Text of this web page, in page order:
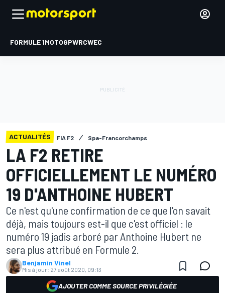
FORMULE 1MOTOGPWRCWEC
ACTUALITÉS FIA F2 Spa-Francorchamps
LA F2 RETIRE
OFFICIELLEMENT LE NUMÉRO
19 D'ANTHOINE HUBERT
Ce n'est qu'une confirmation de ce que l'on savait
déjà, mais toujours est-il que c'est officiel : le
numéro 19 jadis arboré par Anthoine Hubert ne
sera plus attribué en Formule 2.
Benjamin Vinel
Mis à jour: 27 août 2020, 09:13
AJOUTER COMME SOURCE PRIVILÉGIÉE